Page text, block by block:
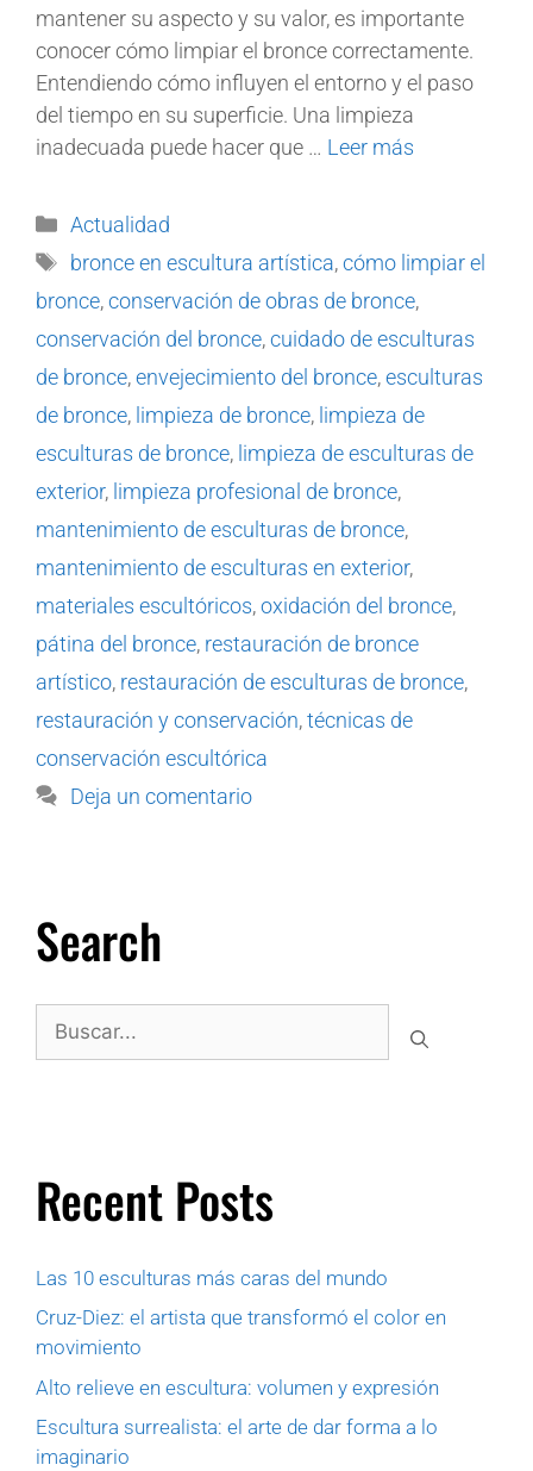
mantener su aspecto y su valor, es importante
conocer cómo limpiar el bronce correctamente.
Entendiendo cómo influyen el entorno y el paso
del tiempo en su superficie. Una limpieza
inadecuada puede hacer que … Leer más
Actualidad
bronce en escultura artística,cómo limpiar el
bronce,conservación de obras de bronce,
conservación del bronce,cuidado de esculturas
de bronce,envejecimiento del bronce,esculturas
de bronce, limpieza de bronce, limpieza de
esculturas de bronce, limpieza de esculturas de
exterior, limpieza profesional de bronce,
mantenimiento de esculturas de bronce,
mantenimiento de esculturas en exterior,
materiales escultóricos,oxidación del bronce,
pátina del bronce, restauración de bronce
artístico, restauración de esculturas de bronce,
restauración y conservación,técnicas de
conservación escultórica
Deja un comentario
Search
Recent Posts
Las 10 esculturas más caras del mundo
Cruz-Diez: el artista que transformó el color en
movimiento
Alto relieve en escultura: volumen y expresión
Escultura surrealista: el arte de dar forma a lo
imaginario